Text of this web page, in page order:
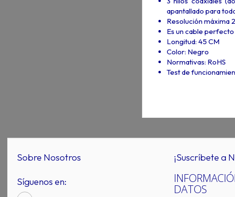
apantallado para
Resolución máxima
Es un cable
Longitud: 45 CM
Color: Negro
Normativas: RoHS
Test de
Sobre Nosotros
Síguenos en:
¡Suscríbete a
DATOS